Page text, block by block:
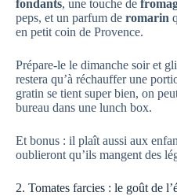
fondants, une touche de
peps, et un parfum de romarin
en petit coin de Provence.
Prépare-le le dimanche soir et
restera qu’à réchauffer une
gratin se tient super bien, on
bureau dans une lunch box.
Et bonus : il plaît aussi aux
oublieront qu’ils mangent des
2. Tomates farcies : le goût de